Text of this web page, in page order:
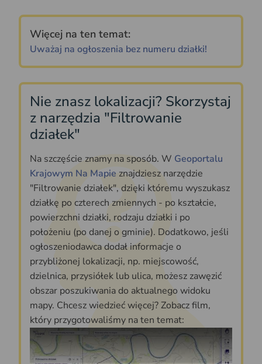
Więcej na ten temat:
Uważaj na ogłoszenia bez numeru działki!
Nie znasz lokalizacji? Skorzystaj
z narzędzia "Filtrowanie
działek"
Na szczęście znamy na sposób. W Geoportalu
Krajowym Na Mapie znajdziesz narzędzie
"Filtrowanie działek", dzięki któremu wyszukasz
działkę po czterech zmiennych - po kształcie,
powierzchni działki, rodzaju działki i po
położeniu (po danej o gminie). Dodatkowo, jeśli
ogłoszeniodawca dodał informacje o
przybliżonej lokalizacji, np. miejscowość,
dzielnica, przysiółek lub ulica, możesz zawęzić
obszar poszukiwania do aktualnego widoku
mapy. Chcesz wiedzieć więcej? Zobacz film,
który przygotowaliśmy na ten temat: